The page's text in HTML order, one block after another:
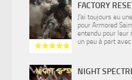
FACTORY
J’ai toujours eu
pour Armored
entendu pour leur
un peu à part
NIGHT